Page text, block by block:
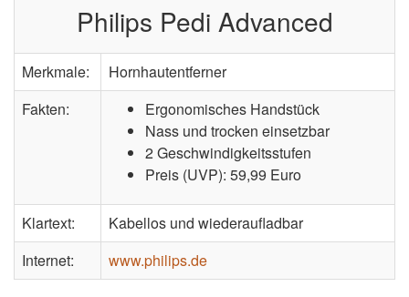
Philips Pedi Advanced
Merkmale:
Hornhautentferner
Fakten:
Ergonomisches Handstück
Nass und trocken einsetzbar
2 Geschwindigkeitsstufen
Preis (UVP): 59,99 Euro
Klartext:
Kabellos und wiederaufladbar
Internet:
www.philips.de